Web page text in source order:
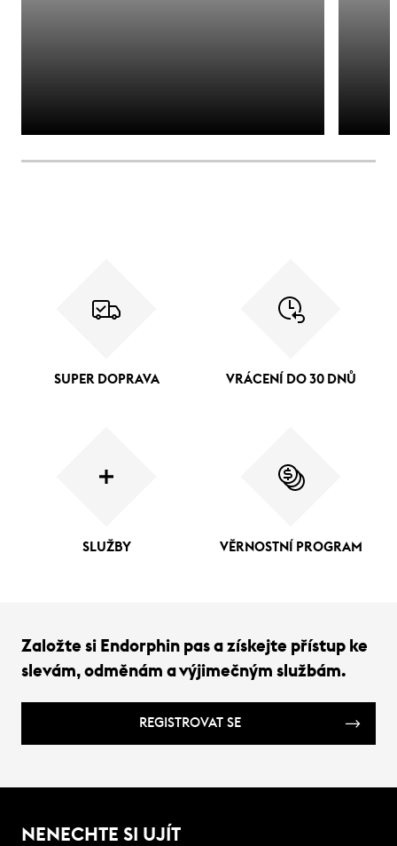
SUPER DOPRAVA VRÁCENÍ DO 30 DNŮ
SLUŽBY VĚRNOSTNÍ PROGRAM
Založte si Endorphin pas a získejte přístup ke
slevám, odměnám a výjimečným službám.
REGISTROVAT SE
NENECHTE SI UJÍT